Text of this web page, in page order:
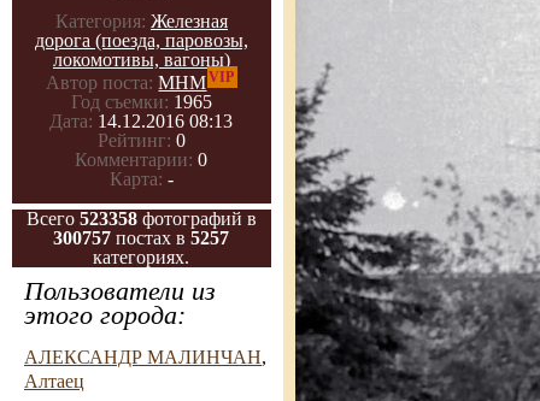
Категория: Железная
дорога (поезда, паровозы,
локомотивы, вагоны)
Автор поста: МНМVIP
Год съемки: 1965
Дата: 14.12.2016 08:13
Рейтинг: 0
Комментарии: 0
Карта: -
Всего 523358 фотографий в
300757 постах в5257
категориях.
Пользователи из
этого города:
АЛЕКСАНДР МАЛИНЧАН,
Алтаец